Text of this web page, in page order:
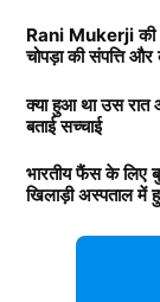
TAGGED:
Rani Mukerji
Smriti
टूटी शादी?
दरअसल, टीवी
पहुंचे थे. उस वक्त
कि उस रात दोनों
दिए गए इंटरव्यू
उन्होंने कहा
Rani Mukerji की
चोपड़ा की संपत्ति
क्या हुआ था उस रात
बताई सच्चाई
भारतीय फैंस के लिए
खिलाड़ी अस्पताल में